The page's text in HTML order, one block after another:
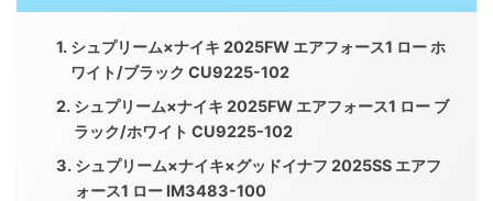
シュプリーム×ナイキ 2025FW エアフォース1 ロー ホ
ワイト/ブラック CU9225-102
シュプリーム×ナイキ 2025FW エアフォース1 ロー ブ
ラック/ホワイト CU9225-102
シュプリーム×ナイキ×グッドイナフ 2025SS エアフ
ォース1 ロー IM3483-100